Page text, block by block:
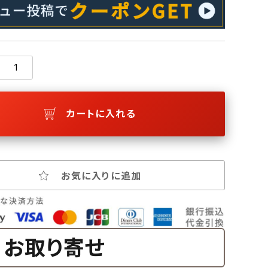
カートに入れる
お気に入りに追加
お取り寄せ